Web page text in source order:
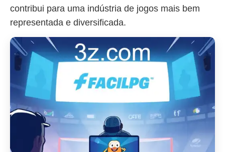
contribui para uma indústria de jogos mais bem
representada e diversificada.